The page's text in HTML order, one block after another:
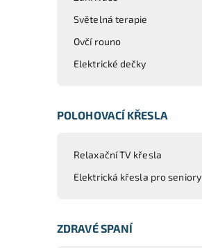
Světelná terapie
Ovčí rouno
Elektrické dečky
POLOHOVACÍ KŘESLA
Relaxační TV křesla
Elektrická křesla pro seniory
ZDRAVÉ SPANÍ